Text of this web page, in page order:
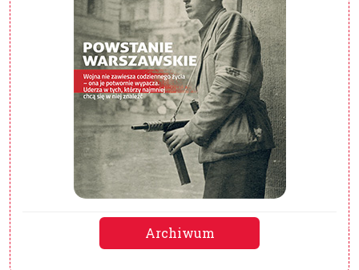
Archiwum